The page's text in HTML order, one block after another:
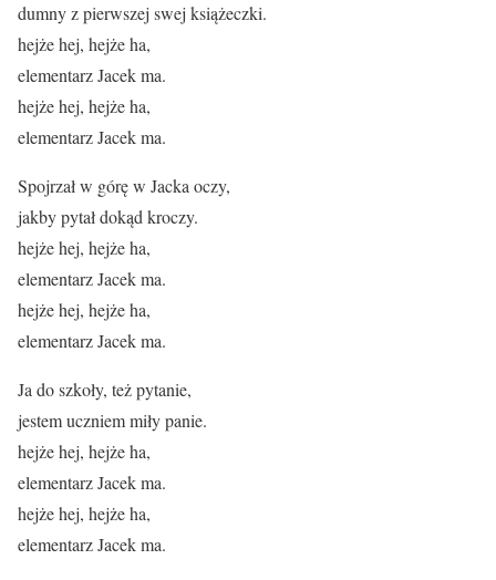
dumny z pierwszej swej książeczki.
hejże hej, hejże ha,
elementarz Jacek ma.
hejże hej, hejże ha,
elementarz Jacek ma.
Spojrzał w górę w Jacka oczy,
jakby pytał dokąd kroczy.
hejże hej, hejże ha,
elementarz Jacek ma.
hejże hej, hejże ha,
elementarz Jacek ma.
Ja do szkoły, też pytanie,
jestem uczniem miły panie.
hejże hej, hejże ha,
elementarz Jacek ma.
hejże hej, hejże ha,
elementarz Jacek ma.